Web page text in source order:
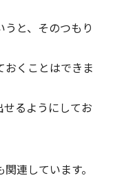
と、そのつもり
くことはできま
るようにしてお
連しています。